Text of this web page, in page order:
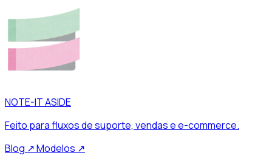
NOTE-IT ASIDE
Feito para fluxos de suporte, vendas e e-commerce.
Blog ↗Modelos ↗